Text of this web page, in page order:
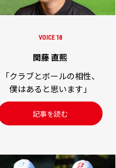
VOICE 18
関藤 直熙
「クラブとボールの相性、
僕はあると思います」
記事を読む